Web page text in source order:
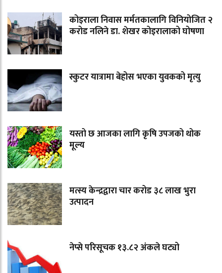
कोइराला निवास मर्मतकालागि विनियोजित २
करोड नलिने डा. शेखर कोइरालाको घोषणा
स्कुटर यात्रामा बेहोस भएका युवकको मृत्यु
यस्तो छ आजका लागि कृषि उपजको थोक
मूल्य
मत्स्य केन्द्रद्वारा चार करोड ३८ लाख भुरा
उत्पादन
नेप्से परिसूचक १३.८२ अंकले घट्यो